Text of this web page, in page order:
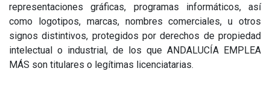
representaciones gráficas, programas informáticos, así
como logotipos, marcas, nombres comerciales, u otros
signos distintivos, protegidos por derechos de propiedad
intelectual o industrial, de los que ANDALUCÍA EMPLEA
MÁS son titulares o legítimas licenciatarias.